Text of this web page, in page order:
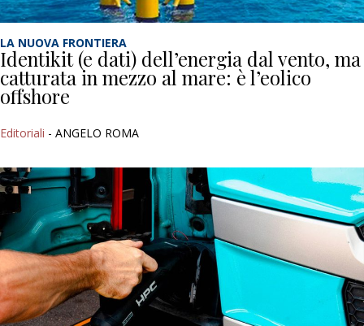
LA NUOVA FRONTIERA
Identikit (e dati) dell’energia dal vento, ma
catturata in mezzo al mare: è l’eolico
offshore
Editoriali - ANGELO ROMA